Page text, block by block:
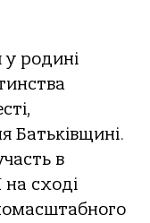
родині
Батьківщині.
в
на сході